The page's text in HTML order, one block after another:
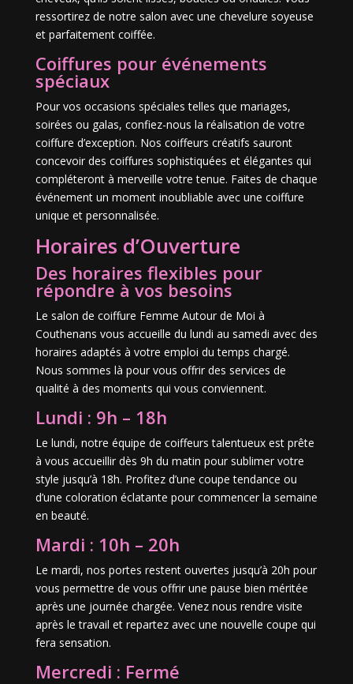
ressortirez de notre salon avec une chevelure soyeuse
et parfaitement coiffée.
Coiffures pour événements
spéciaux
Pour vos occasions spéciales telles que mariages,
soirées ou galas, confiez-nous la réalisation de votre
coiffure d’exception. Nos coiffeurs créatifs sauront
concevoir des coiffures sophistiquées et élégantes qui
compléteront à merveille votre tenue. Faites de chaque
événement un moment inoubliable avec une coiffure
unique et personnalisée.
Horaires d’Ouverture
Des horaires flexibles pour
répondre à vos besoins
Le salon de coiffure Femme Autour de Moi à
Couthenans vous accueille du lundi au samedi avec des
horaires adaptés à votre emploi du temps chargé.
Nous sommes là pour vous offrir des services de
qualité à des moments qui vous conviennent.
Lundi : 9h – 18h
Le lundi, notre équipe de coiffeurs talentueux est prête
à vous accueillir dès 9h du matin pour sublimer votre
style jusqu’à 18h. Profitez d’une coupe tendance ou
d’une coloration éclatante pour commencer la semaine
en beauté.
Mardi : 10h – 20h
Le mardi, nos portes restent ouvertes jusqu’à 20h pour
vous permettre de vous offrir une pause bien méritée
après une journée chargée. Venez nous rendre visite
après le travail et repartez avec une nouvelle coupe qui
fera sensation.
Mercredi : Fermé